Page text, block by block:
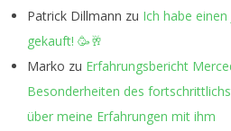
Patrick Dillmann zu Ich habe einen
gekauft! 🥳🥂
Marko zu Erfahrungsbericht
Besonderheiten des
über meine Erfahrungen mit ihm